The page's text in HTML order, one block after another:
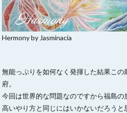
Hermony by Jasminacia
無能っぷりを如何なく発揮した結果この
府。
今回は世界的な問題なのですから福島
高いやり方と同じにはいかないだろう